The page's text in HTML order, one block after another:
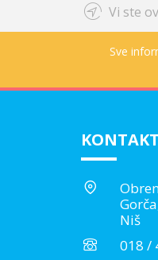
Vi ste
Sve
Niš
018 /